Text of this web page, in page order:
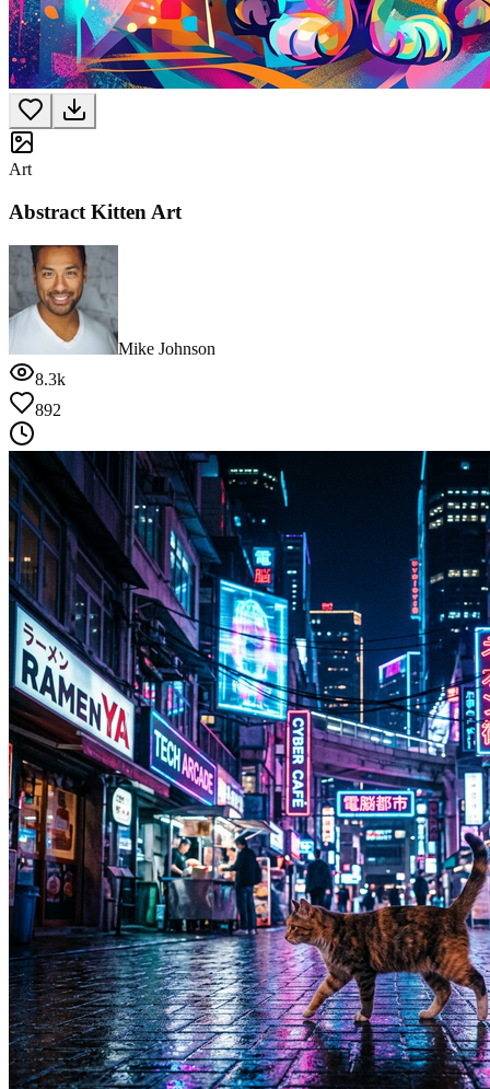
Art
Abstract Kitten Art
Mike Johnson
8.3k
892